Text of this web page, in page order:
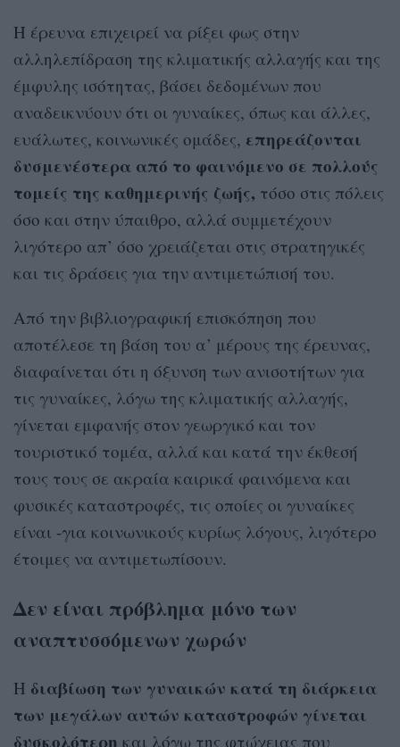
Η έρευνα επιχειρεί να ρίξει φως στην
αλληλεπίδραση της κλιματικής αλλαγής και της
έμφυλης ισότητας, βάσει δεδομένων που
αναδεικνύουν ότι οι γυναίκες, όπως και άλλες,
ευάλωτες, κοινωνικές ομάδες, επηρεάζονται
δυσμενέστερα από το φαινόμενο σε πολλούς
τομείς της καθημερινής ζωής, τόσο στις πόλεις
όσο και στην ύπαιθρο, αλλά συμμετέχουν
λιγότερο απ’ όσο χρειάζεται στις στρατηγικές
και τις δράσεις για την αντιμετώπισή του.
Από την βιβλιογραφική επισκόπηση που
αποτέλεσε τη βάση του α’ μέρους της έρευνας,
διαφαίνεται ότι η όξυνση των ανισοτήτων για
τις γυναίκες, λόγω της κλιματικής αλλαγής,
γίνεται εμφανής στον γεωργικό και τον
τουριστικό τομέα, αλλά και κατά την έκθεσή
τους τους σε ακραία καιρικά φαινόμενα και
φυσικές καταστροφές, τις οποίες οι γυναίκες
είναι -για κοινωνικούς κυρίως λόγους, λιγότερο
έτοιμες να αντιμετωπίσουν.
Δεν είναι πρόβλημα μόνο των
αναπτυσσόμενων χωρών
Η διαβίωση των γυναικών κατά τη διάρκεια
των μεγάλων αυτών καταστροφών γίνεται
δυσκολότερη και λόγω της φτώχειας που